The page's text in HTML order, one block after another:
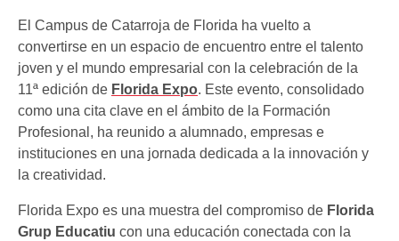
El Campus de Catarroja de Florida ha vuelto a
convertirse en un espacio de encuentro entre el talento
joven y el mundo empresarial con la celebración de la
11ª edición de Florida Expo. Este evento, consolidado
como una cita clave en el ámbito de la Formación
Profesional, ha reunido a alumnado, empresas e
instituciones en una jornada dedicada a la innovación y
la creatividad.
Florida Expo es una muestra del compromiso de Florida
Grup Educatiu con una educación conectada con la